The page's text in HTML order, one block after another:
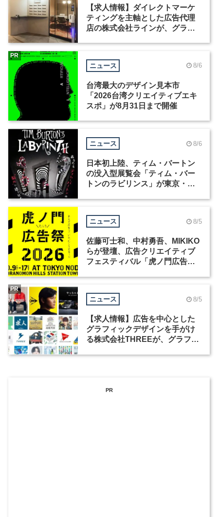
【求人情報】ダイレクトマーケ
ティングを主軸とした広告代理
店の株式会社ラインが、グラフ
ニュース 8/6
台湾最大のデザイン見本市
「2026台湾クリエイティブエキ
スポ」が8月31日まで開催
PR
ニュース 8/6
日本初上陸、ティム・バートン
の没入型展覧会「ティム・バー
トンのラビリンス」が東京・豊
ニュース 8/5
佐藤可士和、中村勇吾、MIKIKO
らが登壇、広告クリエイティブ
フェスティバル「虎ノ門広告
ニュース 8/5
【求人情報】広告を中心とした
グラフィックデザインを手がけ
る株式会社THREEが、グラフィ
PR
PR